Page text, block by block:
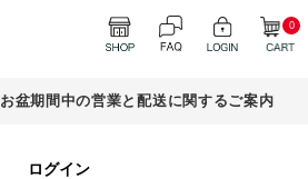
0
お盆期間中の営業と配送に関するご案内
ログイン